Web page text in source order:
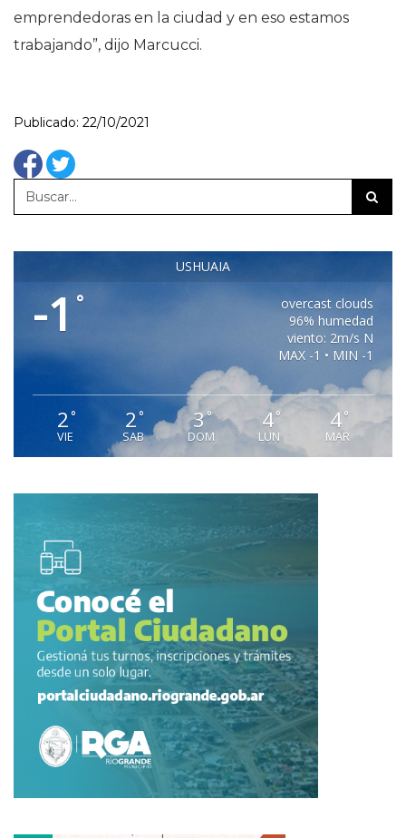
emprendedoras en la ciudad y en eso estamos
trabajando”, dijo Marcucci.
Publicado: 22/10/2021
USHUAIA
-1 °
overcast clouds
96% humedad
viento: 2m/s N
MAX -1 • MIN -1
2°
VIE
2 °
SAB
3°
DOM
4°
LUN
4°
MAR